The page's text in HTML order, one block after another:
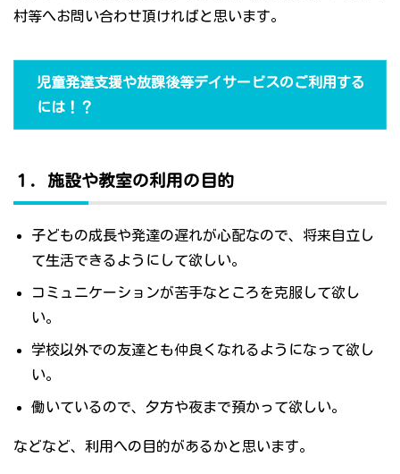
村等へお問い合わせ頂ければと思います。
児童発達支援や放課後等デイサービスのご利用する
には！？
１．施設や教室の利用の目的
子どもの成長や発達の遅れが心配なので、将来自立し
て生活できるようにして欲しい。
コミュニケーションが苦手なところを克服して欲し
い。
学校以外での友達とも仲良くなれるようになって欲し
い。
働いているので、夕方や夜まで預かって欲しい。
などなど、利用への目的があるかと思います。